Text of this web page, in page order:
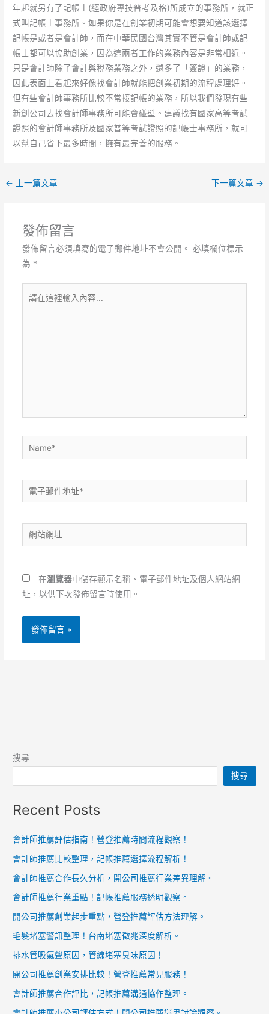
年起就另有了記帳士(經政府專技普考及格)所成立的事務所，就正
式叫記帳士事務所。如果你是在創業初期可能會想要知道該選擇
記帳是或者是會計師，而在中華民國台灣其實不管是會計師或記
帳士都可以協助創業，因為這兩者工作的業務內容是非常相近。
只是會計師除了會計與稅務業務之外，還多了「簽證」的業務，
因此表面上看起來好像找會計師就能把創業初期的流程處理好。
但有些會計師事務所比較不常接記帳的業務，所以我們發現有些
新創公司去找會計師事務所可能會碰壁。建議找有國家高等考試
證照的會計師事務所及國家普等考試證照的記帳士事務所，就可
以幫自己省下最多時間，擁有最完善的服務。
← 上一篇文章 下一篇文章 →
發佈留言
發佈留言必須填寫的電子郵件地址不會公開。 必填欄位標示
為 *
在
Name*
電
子
件
地
*
網
站
址
在瀏覽器中儲存顯示名稱、電子郵件地址及個人網站網
址，以供下次發佈留言時使用。
搜尋
搜尋
Recent Posts
會計師推薦評估指南！營登推薦時間流程觀察！
會計師推薦比較整理，記帳推薦選擇流程解析！
會計師推薦合作長久分析，開公司推薦行業差異理解。
會計師推薦行業重點！記帳推薦服務透明觀察。
開公司推薦創業起步重點，營登推薦評估方法理解。
毛髮堵塞警訊整理！台南堵塞徵兆深度解析。
排水管吸氣聲原因，管線堵塞臭味原因！
開公司推薦創業安排比較！營登推薦常見服務！
會計師推薦合作評比，記帳推薦溝通協作整理。